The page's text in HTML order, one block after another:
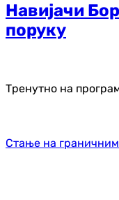
Навијачи
поруку
Тренутно на
Стање на